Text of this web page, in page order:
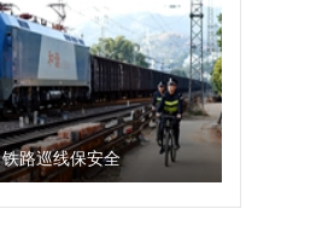
铁路巡线保安全